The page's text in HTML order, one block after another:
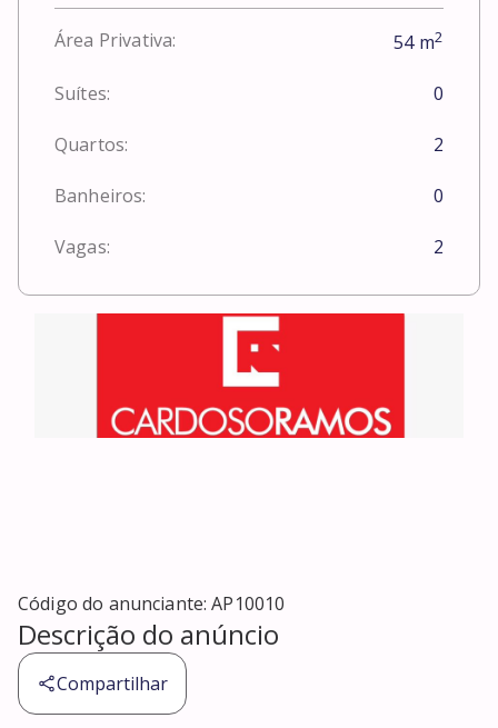
Área Privativa: 54m2
Suítes: 0
Quartos: 2
Banheiros: 0
Vagas: 2
Código do anunciante:AP10010
Descrição do anúncio
Compartilhar